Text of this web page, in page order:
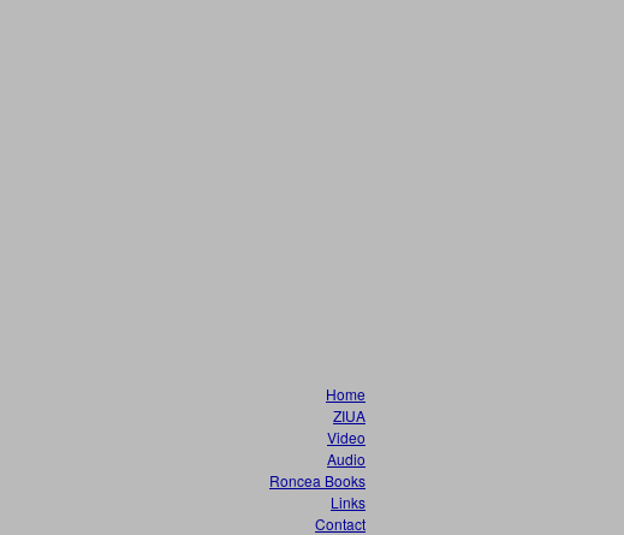
Home
ZIUA
Video
Audio
Roncea Books
Links
Contact